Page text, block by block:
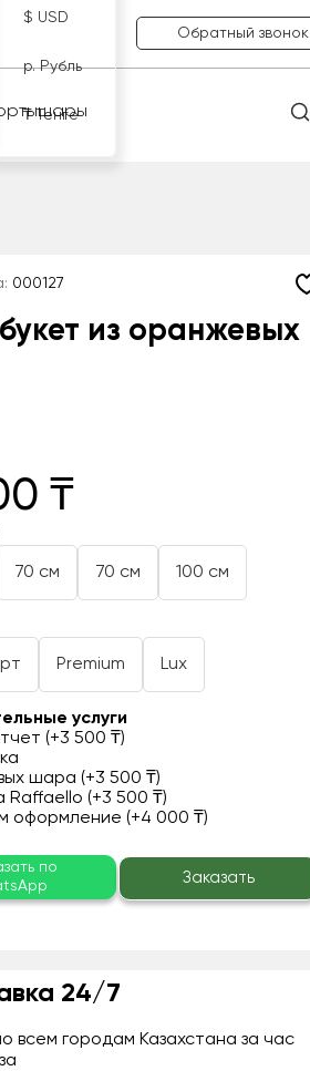
$ USD
р. Рубль
₸ Тенге
Обратный звонок
шары
000127
из оранжевых
₸
70 см 70 см 100 см
Premium Lux
услуги
(+3 500 ₸)
шара (+3 500 ₸)
Raffaello (+3 500 ₸)
оформление (+4 000 ₸)
по
Заказать
24/7
всем городам Казахстана за час